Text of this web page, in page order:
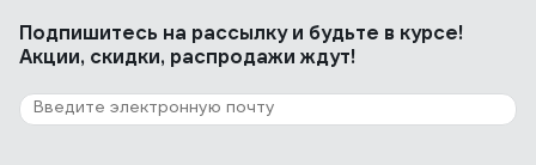
Подпишитесь на рассылкуи будьте в курсе!
Акции, скидки, распродажи ждут!